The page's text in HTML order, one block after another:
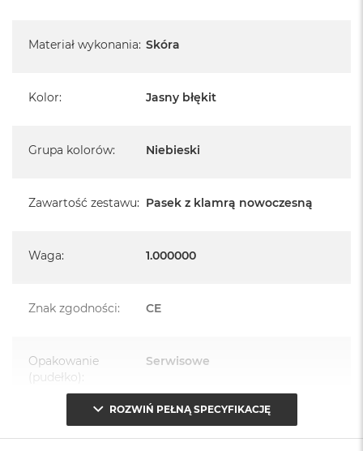
Materiał wykonania: Skóra
Kolor: Jasny błękit
Grupa kolorów: Niebieski
Zawartość zestawu: Pasek z klamrą nowoczesną
Waga: 1.000000
Znak zgodności: CE
Opakowanie
(pudełko):
Serwisowe
ROZWIŃ PEŁNĄ SPECYFIKACJĘ